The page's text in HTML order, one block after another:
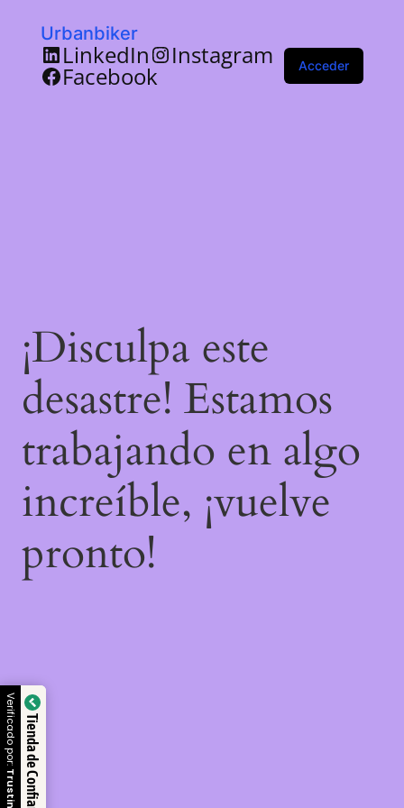
Urbanbiker
LinkedIn Instagram
Facebook Acceder
¡Disculpa este
desastre! Estamos
trabajando en algo
increíble, ¡vuelve
pronto!
Tienda de Confianza
Verificado por: